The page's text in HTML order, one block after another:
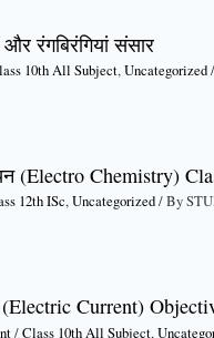
रंगबिरंगियां संसार
10th All Subject,Uncategorized
(Electro Chemistry)
12th ISc,Uncategorized/ By
(Electric Current)
/Class 10th All Subject,